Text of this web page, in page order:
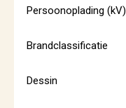
Persoonoplading (kV)
Brandclassificatie
Dessin